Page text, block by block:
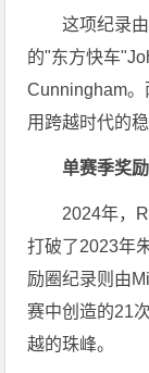
这项纪录
的"东方快车
Cunningham。
用跨越时代的
单赛季奖
2024年，
打破了2023年
励圈纪录则由
赛中创造的21
越的珠峰。